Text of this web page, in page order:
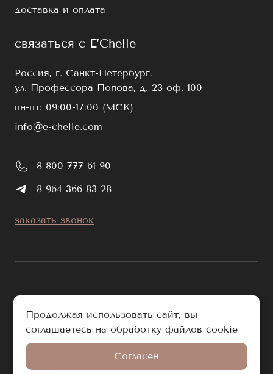
доставка и оплата
связаться с E’Chelle
Россия, г. Санкт-Петербург,
ул. Профессора Попова, д. 23 оф. 100
пн-пт: 09:00-17:00 (МСК)
info@e-chelle.com
8 800 777 61 90
8 964 366 83 28
заказать звонок
политика обработки персональных данных
© e-chelle.com 2026. Все права защищены.
Продолжая использовать сайт, вы
соглашаетесь на обработку файлов cookie
Согласен